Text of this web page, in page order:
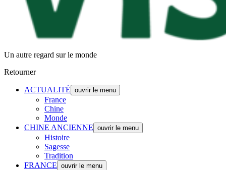
Un autre regard sur le monde
Retourner
ACTUALITÉ ouvrir le menu
France
Chine
Monde
CHINE ANCIENNE ouvrir le menu
Histoire
Sagesse
Tradition
FRANCE ouvrir le menu